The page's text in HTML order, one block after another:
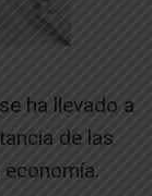
ha llevado a
de las